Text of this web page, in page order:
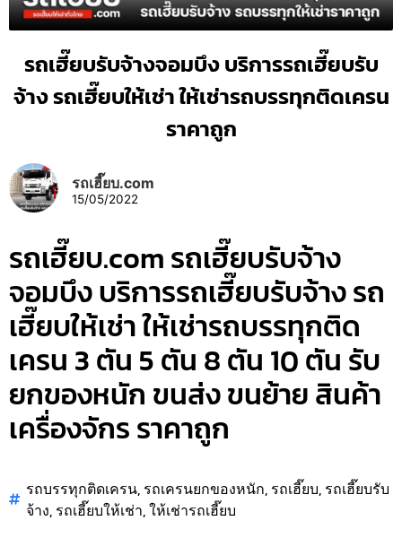
รถเฮี๊ยบรับจ้างจอมบึง บริการรถเฮี๊ยบรับ
จ้าง รถเฮี๊ยบให้เช่า ให้เช่ารถบรรทุกติดเครน
ราคาถูก
รถเฮี๊ยบ.com
15/05/2022
รถเฮี๊ยบ.com รถเฮี๊ยบรับจ้าง
จอมบึง บริการรถเฮี๊ยบรับจ้าง รถ
เฮี๊ยบให้เช่า ให้เช่ารถบรรทุกติด
เครน 3 ตัน 5 ตัน 8 ตัน 10 ตัน รับ
ยกของหนัก ขนส่ง ขนย้าย สินค้า
เครื่องจักร ราคาถูก
รถบรรทุกติดเครน, รถเครนยกของหนัก, รถเฮี๊ยบ, รถเฮี๊ยบรับ
จ้าง, รถเฮี๊ยบให้เช่า,ให้เช่ารถเฮี๊ยบ